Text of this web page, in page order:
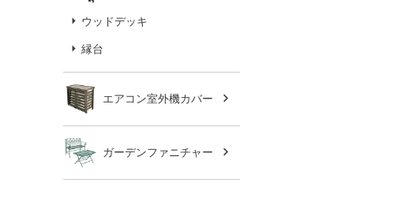
ウッドデッキ
縁台
エアコン室外機カバー
ガーデンファニチャー